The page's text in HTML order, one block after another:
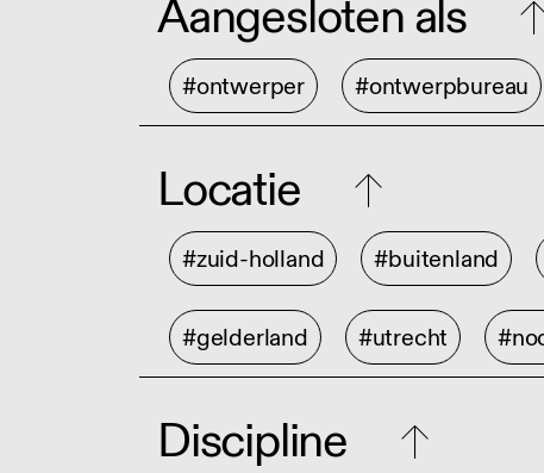
Aangesloten als
#ontwerper #ontwerpbureau
Locatie
#zuid-holland #buitenland
#gelderland #utrecht
Discipline